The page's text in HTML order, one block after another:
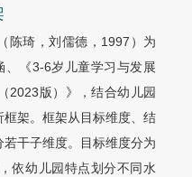
陈琦，刘儒德，1997）为
《3-6岁儿童学习与发展
2023版）》，结合幼儿园
架。框架从目标维度、结
干子维度。目标维度分为
依幼儿园特点划分不同水